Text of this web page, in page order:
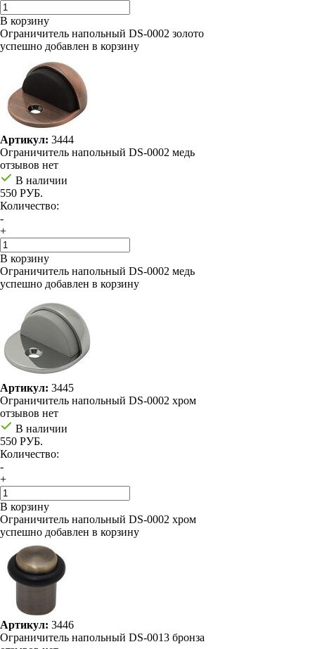
В корзину
Ограничитель напольный DS-0002 золото
успешно добавлен в корзину
Артикул: 3444
Ограничитель напольный DS-0002 медь
отзывов нет
В наличии
550 РУБ.
Количество:
-
+
В корзину
Ограничитель напольный DS-0002 медь
успешно добавлен в корзину
Артикул: 3445
Ограничитель напольный DS-0002 хром
отзывов нет
В наличии
550 РУБ.
Количество:
-
+
В корзину
Ограничитель напольный DS-0002 хром
успешно добавлен в корзину
Артикул: 3446
Ограничитель напольный DS-0013 бронза